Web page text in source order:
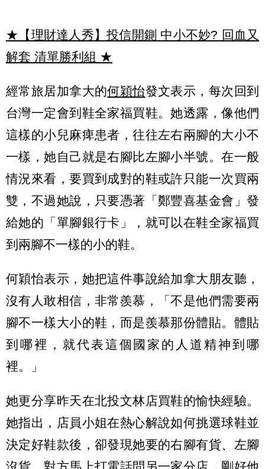
★【理財達人秀】投信開鍘 中小不妙? 回血又
解套 清單勝利組 ★
經常旅居加拿大的何穎怡發文表示，每次回到
台灣一定會到鞋全家福買鞋。她透露，像他們
這樣的小兒麻痺患者，往往左右兩腳的大小不
一樣，她自己就是右腳比左腳小半號。在一般
情況來看，要買到成對的鞋或許只能一次買兩
雙，不過她說，只要憑著「鄭豐喜基金會」發
給她的「單腳銀行卡」，就可以在鞋全家福買
到兩腳不一樣的小的鞋。
何穎怡表示，她把這件事說給加拿大朋友聽，
沒有人敢相信，非常羨慕，「不是他們需要兩
腳不一樣大小的鞋，而是羨慕那份體貼。體貼
到哪裡，就代表這個國家的人道精神到哪
裡。」
她更分享昨天在北投文林店買鞋的愉快經驗。
她指出，店員小姐在熱心解說如何挑選球鞋並
決定好鞋款後，卻發現她要的右腳有貨、左腳
沒貨，對方馬上打電話問另一家分店，剛好他